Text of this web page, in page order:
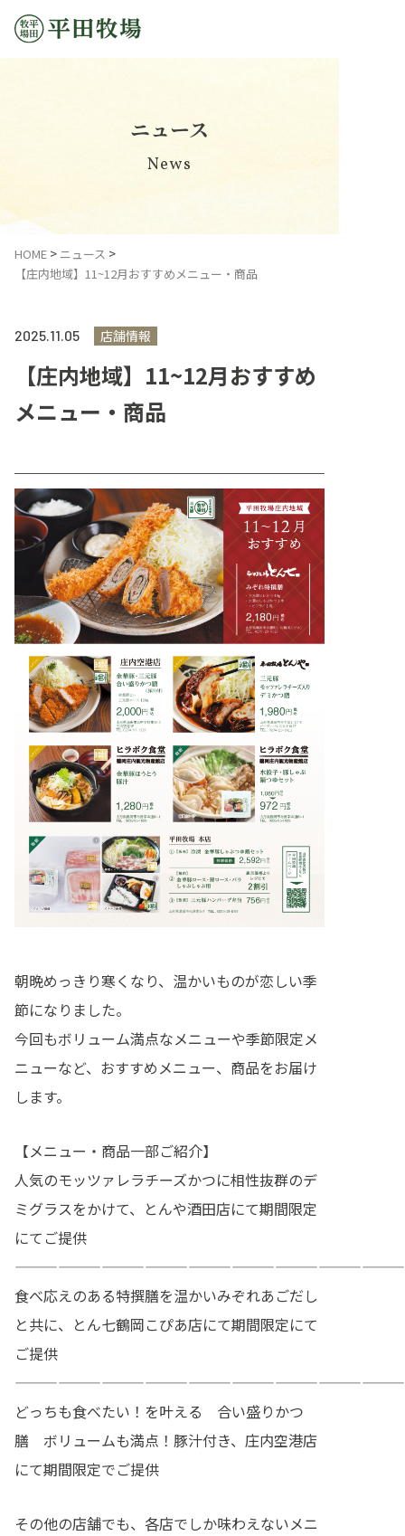
平田牧場のあゆみ
ブランド豚のご紹介
平田牧場グループ
コミットメント
ニュース
News
HOME
ニュース
【庄内地域】11~12月おすすめメニュー・商品
2025.11.05 店舗情報
【庄内地域】11~12月おすすめ
メニュー・商品
朝晩めっきり寒くなり、温かいものが恋しい季
節になりました。
今回もボリューム満点なメニューや季節限定メ
ニューなど、おすすめメニュー、商品をお届け
します。
【メニュー・商品一部ご紹介】
人気のモッツァレラチーズかつに相性抜群のデ
ミグラスをかけて、とんや酒田店にて期間限定
にてご提供
食べ応えのある特撰膳を温かいみぞれあごだし
と共に、とん七鶴岡こぴあ店にて期間限定にて
ご提供
どっちも食べたい！を叶える 合い盛りかつ
膳 ボリュームも満点！豚汁付き、庄内空港店
にて期間限定でご提供
その他の店舗でも、各店でしか味わえないメニ